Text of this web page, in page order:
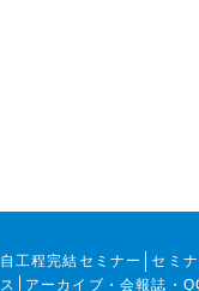
工程完結セミナー
セミ
アーカイブ・会報誌・